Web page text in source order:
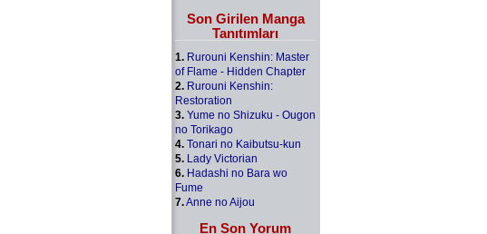
Son Girilen Manga
Tanıtımları
1. Rurouni Kenshin: Master
of Flame - Hidden Chapter
2. Rurouni Kenshin:
Restoration
3. Yume no Shizuku - Ougon
no Torikago
4. Tonari no Kaibutsu-kun
5. Lady Victorian
6. Hadashi no Bara wo
Fume
7.Anne no Aijou
En Son Yorum